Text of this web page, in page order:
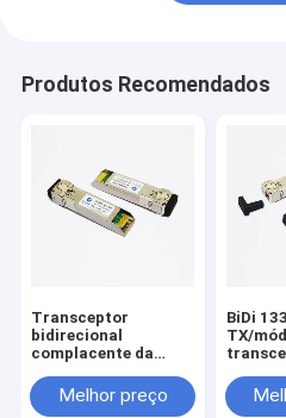
Produtos Recomendados
Transceptor
bidirecional
complacente da
10Gb/S SFP+
Melhor preço
BiDi
TX/
10G